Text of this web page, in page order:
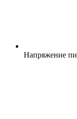
Напряжение